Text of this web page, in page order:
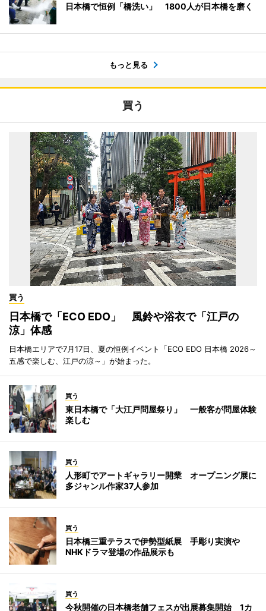
日本橋で恒例「橋洗い」 1800人が日本橋を磨く
もっと見る
買う
買う
日本橋で「ECO EDO」 風鈴や浴衣で「江戸の
涼」体感
日本橋エリアで7月17日、夏の恒例イベント「ECO EDO 日本橋 2026～
五感で楽しむ、江戸の涼～」が始まった。
買う
東日本橋で「大江戸問屋祭り」 一般客が問屋体験
楽しむ
買う
人形町でアートギャラリー開業 オープニング展に
多ジャンル作家37人参加
買う
日本橋三重テラスで伊勢型紙展 手彫り実演や
NHKドラマ登場の作品展示も
買う
今秋開催の日本橋老舗フェスが出展募集開始 1カ